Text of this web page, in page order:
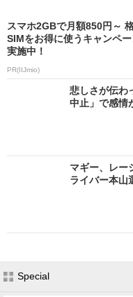
スマホ2GBで月額850円～
SIMをお得に使うキャンペ
実施中！
PR(IIJmio)
悲しさが伝
中止」で感情
マギー、レ
ライバー本山
Special